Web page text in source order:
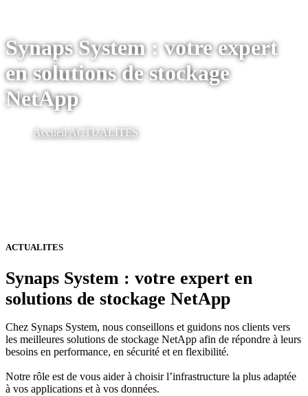
Synaps System : votre expert
en solutions de stockage
NetApp
AccueilACTUALITES
ACTUALITES
Synaps System : votre expert en
solutions de stockage NetApp
Chez Synaps System, nous conseillons et guidons nos clients vers
les meilleures solutions de stockage NetApp afin de répondre à leurs
besoins en performance, en sécurité et en flexibilité.
Notre rôle est de vous aider à choisir l’infrastructure la plus adaptée
à vos applications et à vos données.